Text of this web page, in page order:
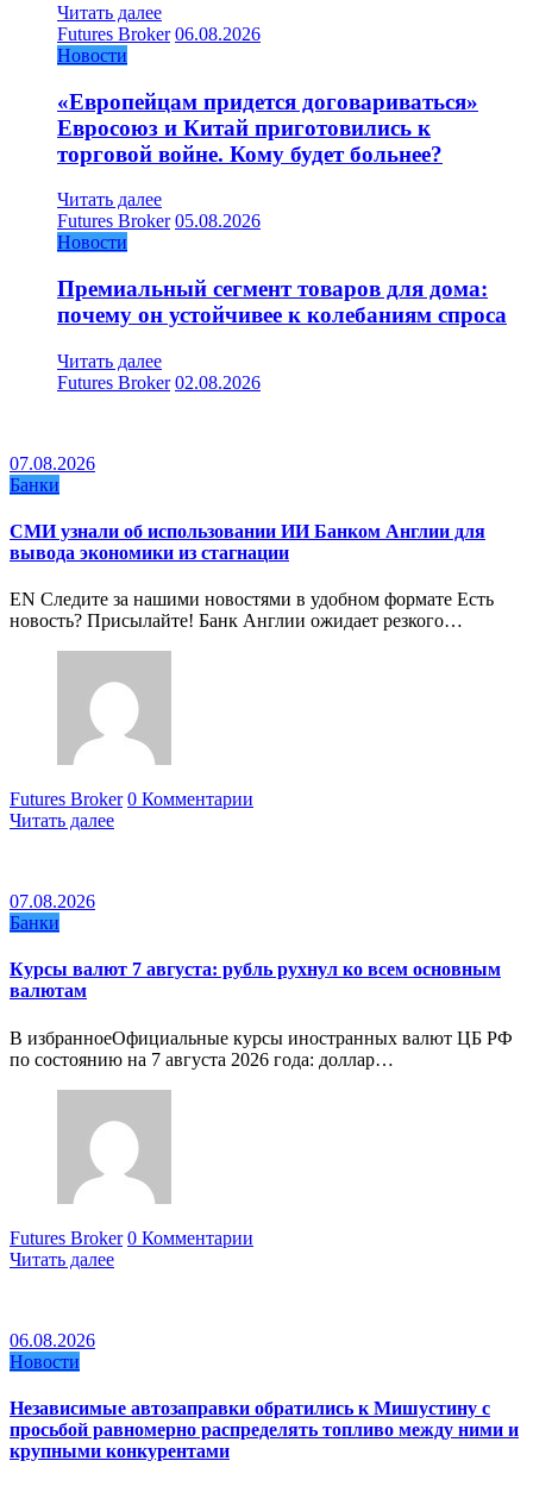
Читать далее
Futures Broker 06.08.2026
Новости
«Европейцам придется договариваться»
Евросоюз и Китай приготовились к
торговой войне. Кому будет больнее?
Читать далее
Futures Broker 05.08.2026
Новости
Премиальный сегмент товаров для дома:
почему он устойчивее к колебаниям спроса
Читать далее
Futures Broker 02.08.2026
07.08.2026
Банки
СМИ узнали об использовании ИИ Банком Англии для
вывода экономики из стагнации
EN Следите за нашими новостями в удобном формате Есть
новость? Присылайте! Банк Англии ожидает резкого…
Futures Broker 0 Комментарии
Читать далее
07.08.2026
Банки
Курсы валют 7 августа: рубль рухнул ко всем основным
валютам
В избранноеОфициальные курсы иностранных валют ЦБ РФ
по состоянию на 7 августа 2026 года: доллар…
Futures Broker 0 Комментарии
Читать далее
06.08.2026
Новости
Независимые автозаправки обратились к Мишустину с
просьбой равномерно распределять топливо между ними и
крупными конкурентами